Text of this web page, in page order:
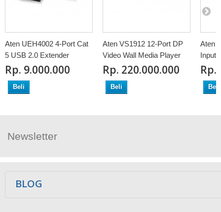
Aten UEH4002 4-Port Cat
5 USB 2.0 Extender
Rp‎. 9.000.000
Beli
Aten VS1912 12-Port DP
Video Wall Media Player
Rp‎. 220.000.000
Beli
Aten
Input
Rp‎.
Beli
Newsletter
BLOG